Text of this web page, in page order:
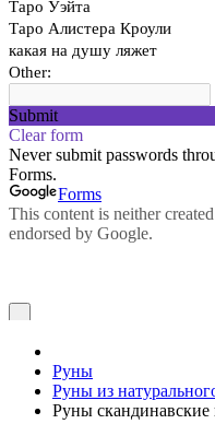
Руны
Руны из
Руны скандинавские